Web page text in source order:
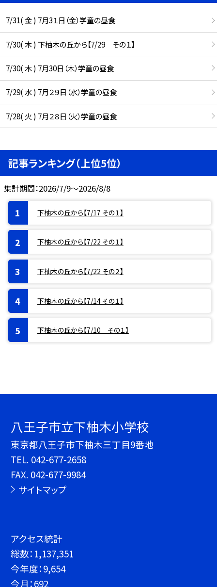
7/31( 金 ) 7月3１日（金）学童の昼食
7/30( 木 ) 下柚木の丘から【7/29 その１】
7/30( 木 ) 7月30日（木）学童の昼食
7/29( 水 ) 7月２９日（水）学童の昼食
7/28( 火 ) 7月２８日（火）学童の昼食
記事ランキング（上位5位）
集計期間：2026/7/9～2026/8/8
下柚木の丘から【7/17 その１】
下柚木の丘から【7/22 その１】
下柚木の丘から【7/22 その２】
下柚木の丘から【7/14 その１】
下柚木の丘から【7/10 その１】
八王子市立下柚木小学校
東京都八王子市下柚木三丁目9番地
TEL. 042-677-2658
FAX. 042-677-9984
サイトマップ
アクセス統計
総数： 1,137,351
今年度：9,654
今月：692